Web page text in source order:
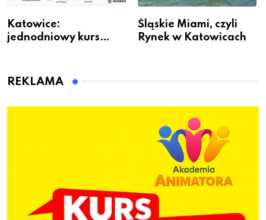
Katowice:
jednodniowy kurs
dzieci
Śląskie Miami, czyli
Rynek w Katowicach
REKLAMA